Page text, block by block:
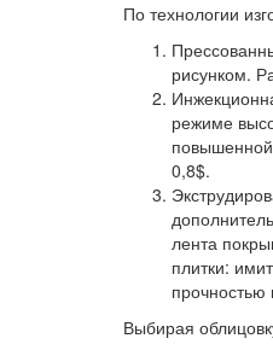
По технологии
рисунком.
режиме
0,8$.
лента
плитки:
Выбирая